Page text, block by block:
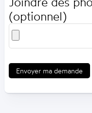
(optionnel)
Envoyer ma demande